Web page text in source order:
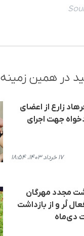
در همین زمینه
زارع از اعضای
جهت اجرای
۱۷ خرداد ۱۴۰۳، ۱۸:۵۴
مجدد مهرگان
لُر و از بازداشت
دی‌ماه